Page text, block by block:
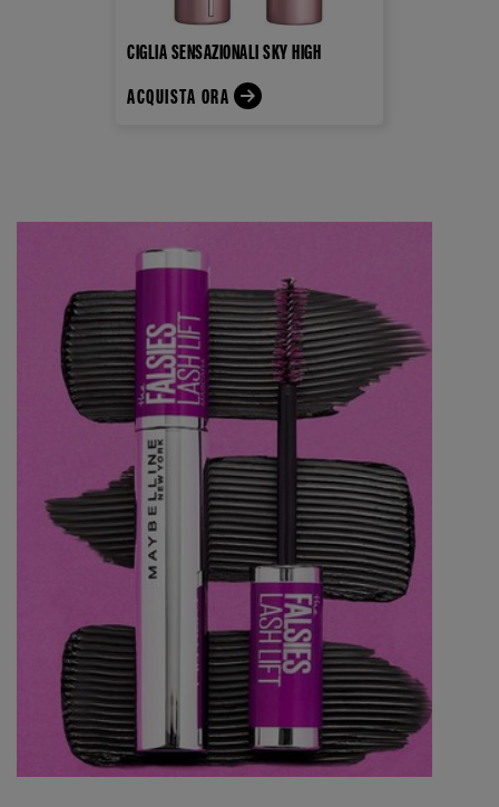
CIGLIA SENSAZIONALI SKY HIGH
ACQUISTA ORA